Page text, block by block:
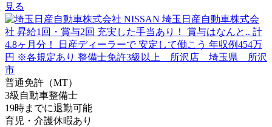
見る
普通免許（MT）
3級自動車整備士
19時までに退勤可能
育児・介護休暇あり